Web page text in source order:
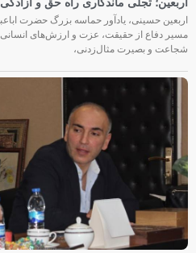
اربعین حسینی، یادآور حماسه بزرگ حضرت
مسیر دفاع از حقیقت، عزت و ارزش‌های
شجاعت و بصیرت مثال‌زدنی،